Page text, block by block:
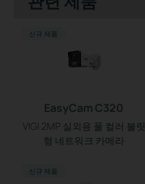
EasyCam C320
VIGI 2MP 실외용 풀 컬러 불릿
형 네트워크 카메라
신규 제품
신규 제품